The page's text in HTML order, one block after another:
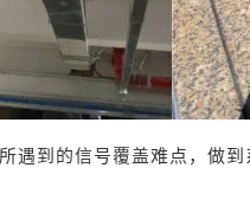
遇到的信号覆盖难点，做